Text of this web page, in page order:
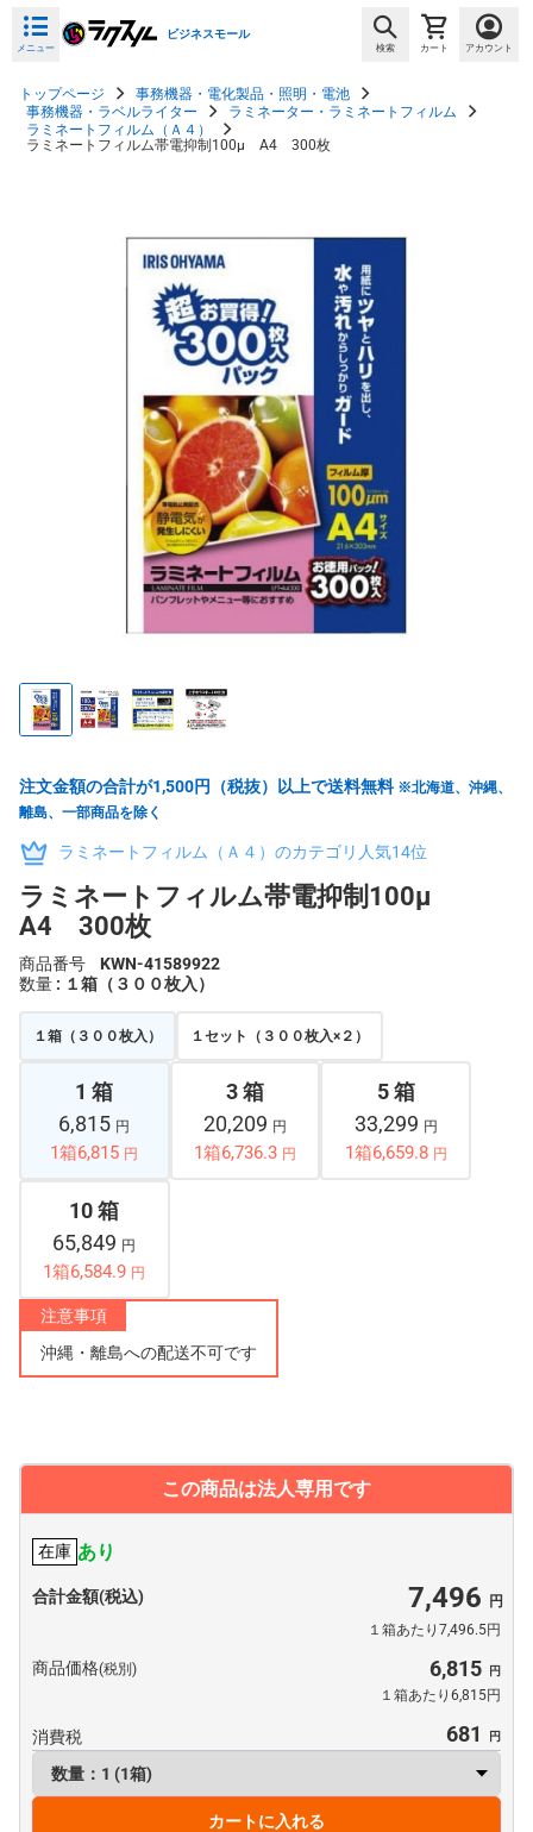
メニュー
ビジネスモール
検索 カート アカウント
トップページ
事務機器・電化製品・照明・電池
事務機器・ラベルライター
ラミネーター・ラミネートフィルム
ラミネートフィルム（Ａ４）
ラミネートフィルム帯電抑制100μ A4 300枚
注文金額の合計が1,500円（税抜）以上で送料無料 ※北海道、沖縄、
離島、一部商品を除く
ラミネートフィルム（Ａ４）のカテゴリ人気14位
ラミネートフィルム帯電抑制100μ
A4 300枚
商品番号
KWN-41589922
数量 : １箱（３００枚入）
１箱（３００枚入） １セット（３００枚入×２）
1 箱
6,815 円
1箱6,815 円
3 箱
20,209 円
1箱6,736.3 円
5 箱
33,299 円
1箱6,659.8 円
10 箱
65,849 円
1箱6,584.9 円
注意事項
沖縄・離島への配送不可です
この商品は法人専用です
在庫 あり
合計金額(税込) 7,496
１箱あたり7,496.5円
商品価格(税別) 6,815
１箱あたり6,815円
消費税 681
カートに入れる